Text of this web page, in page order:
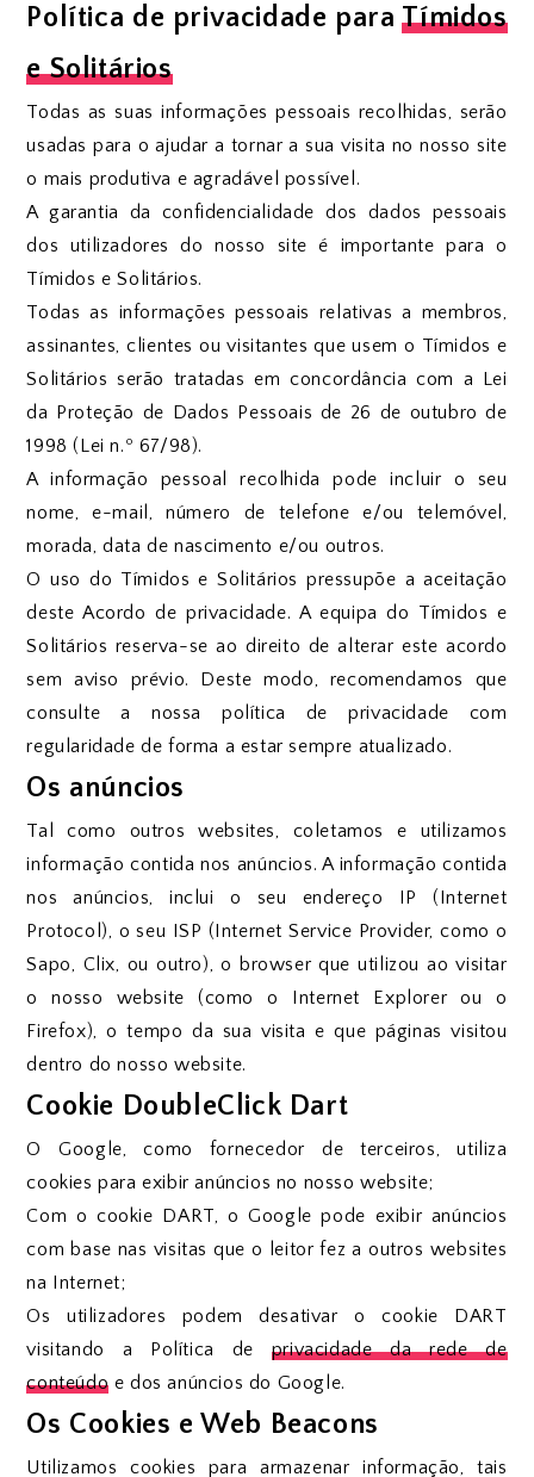
Política de privacidade paraTímidos
e Solitários
Todas as suas informações pessoais recolhidas, serão
usadas para o ajudar a tornar a sua visita no nosso site
o mais produtiva e agradável possível.
A garantia da confidencialidade dos dados pessoais
dos utilizadores do nosso site é importante para o
Tímidos e Solitários.
Todas as informações pessoais relativas a membros,
assinantes, clientes ou visitantes que usem o Tímidos e
Solitários serão tratadas em concordância com a Lei
da Proteção de Dados Pessoais de 26 de outubro de
1998 (Lei n.º 67/98).
A informação pessoal recolhida pode incluir o seu
nome, e-mail, número de telefone e/ou telemóvel,
morada, data de nascimento e/ou outros.
O uso do Tímidos e Solitários pressupõe a aceitação
deste Acordo de privacidade. A equipa do Tímidos e
Solitários reserva-se ao direito de alterar este acordo
sem aviso prévio. Deste modo, recomendamos que
consulte a nossa política de privacidade com
regularidade de forma a estar sempre atualizado.
Os anúncios
Tal como outros websites, coletamos e utilizamos
informação contida nos anúncios. A informação contida
nos anúncios, inclui o seu endereço IP (Internet
Protocol), o seu ISP (Internet Service Provider, como o
Sapo, Clix, ou outro), o browser que utilizou ao visitar
o nosso website (como o Internet Explorer ou o
Firefox), o tempo da sua visita e que páginas visitou
dentro do nosso website.
Cookie DoubleClick Dart
O Google, como fornecedor de terceiros, utiliza
cookies para exibir anúncios no nosso website;
Com o cookie DART, o Google pode exibir anúncios
com base nas visitas que o leitor fez a outros websites
na Internet;
Os utilizadores podem desativar o cookie DART
visitando a Política de privacidade da rede de
conteúdo e dos anúncios do Google.
Os Cookies e Web Beacons
Utilizamos cookies para armazenar informação, tais